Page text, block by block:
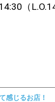
（
感じるお店！